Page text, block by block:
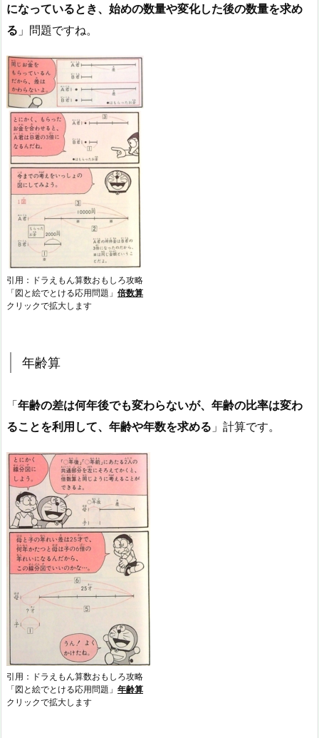
になっているとき、始めの数量や変化した後の数量を求め
る 」問題ですね。
引用：ドラえもん算数おもしろ攻略
「図と絵でとける応用問題」 倍数算
クリックで拡大します
年齢算
「年齢の差は何年後でも変わらないが、年齢の比率は変わ
ることを利用して、年齢や年数を求める 」計算です。
引用：ドラえもん算数おもしろ攻略
「図と絵でとける応用問題」 年齢算
クリックで拡大します